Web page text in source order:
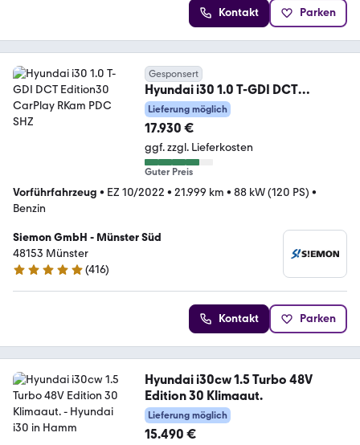
Kontakt Parken
Gesponsert
Hyundai i30 1.0 T-GDI DCT
Edition30 CarPlay RKam PDC SHZ
Lieferung möglich
17.930 €
ggf. zzgl. Lieferkosten
Guter Preis
Vorführfahrzeug • EZ 10/2022 • 21.999 km • 88 kW (120 PS) •
Benzin
Siemon GmbH - Münster Süd
48153 Münster
4.8 Sterne
(416)
Kontakt Parken
Hyundai i30cw 1.5 Turbo 48V
Edition 30 Klimaaut.
Lieferung möglich
15.490 €